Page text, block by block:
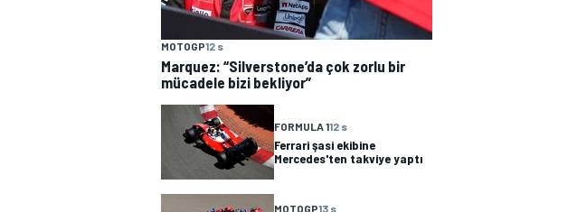
MOTOGP12 s
Marquez: “Silverstone’da çok zorlu bir
mücadele bizi bekliyor”
FORMULA 112 s
Ferrari şasi ekibine
Mercedes'ten takviye yaptı
MOTOGP13 s